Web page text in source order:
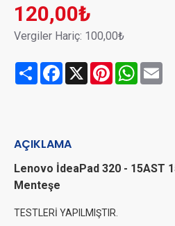
120,00₺
Vergiler Hariç: 100,00₺
Share Facebook
X Pinterest
AÇIKLAMA
Lenovo İdeaPad 320 - 15AST
Menteşe
TESTLERİ YAPILMIŞTIR.